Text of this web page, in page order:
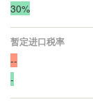
30%
暂定进口税率
--
-